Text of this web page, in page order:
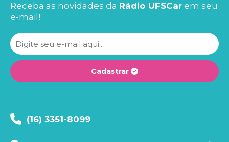
Receba as novidades da Rádio UFSCar em seu
e-mail!
Cadastrar
(16) 3351-8099